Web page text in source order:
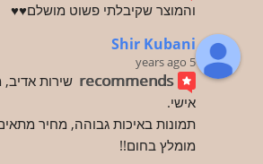
והמוצר שקיבלתי פשוט מושלם♥️♥️
Shir Kubani
5 years ago
recommends
אישי.
תמונות באיכות גבוהה, מחיר
מומלץ בחום!!